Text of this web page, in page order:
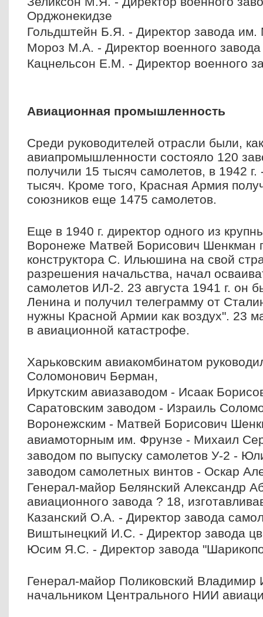
Орджонекидзе
Гольдштейн Б.Я. - Директор завода им.
Мороз М.А. - Директор военного
Кацнельсон Е.М. - Директор военного
Авиационная промышленность
Среди руководителей отрасли были,
авиапромышленности состояло 120
получили 15 тысяч самолетов, в 1942 г.
тысяч. Кроме того, Красная Армия
союзников еще 1475 самолетов.
Еще в 1940 г. директор одного из
Воронеже Матвей Борисович Шенкман
конструктора С. Ильюшина на свой
разрешения начальства, начал
самолетов ИЛ-2. 23 августа 1941 г. он
Ленина и получил телеграмму от
нужны Красной Армии как воздух". 23
в авиационной катастрофе.
Харьковским авиакомбинатом
Соломонович Берман,
Иркутским авиазаводом - Исаак
Саратовским заводом - Израиль
Воронежским - Матвей Борисович
авиамоторным им. Фрунзе - Михаил
заводом по выпуску самолетов У-2 -
заводом самолетных винтов - Оскар
Генерал-майор Белянский Александр
авиационного завода ? 18,
Казанский О.А. - Директор завода
Виштынецкий И.С. - Директор завода
Юсим Я.С. - Директор завода
Генерал-майор Поликовский Владимир
начальником Центрального НИИ